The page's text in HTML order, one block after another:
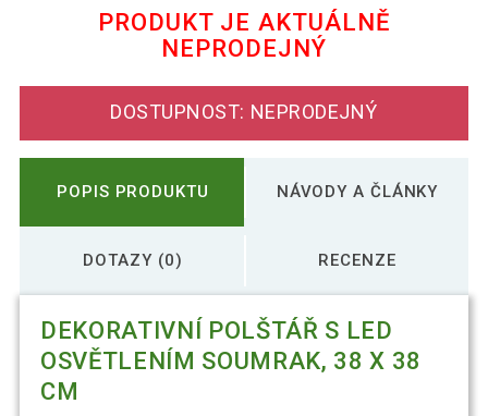
PRODUKT JE AKTUÁLNĚ
NEPRODEJNÝ
DOSTUPNOST: NEPRODEJNÝ
POPIS PRODUKTU NÁVODY A ČLÁNKY
DOTAZY (0) RECENZE
DEKORATIVNÍ POLŠTÁŘ S LED
OSVĚTLENÍM SOUMRAK, 38 X 38
CM